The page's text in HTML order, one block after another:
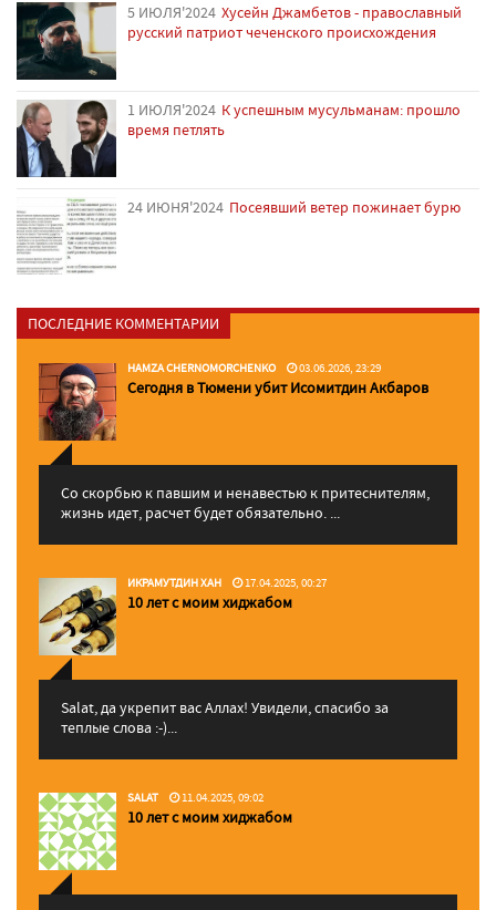
5 ИЮЛЯ'2024 Хусейн Джамбетов - православный
русский патриот чеченского происхождения
1 ИЮЛЯ'2024 К успешным мусульманам: прошло
время петлять
24 ИЮНЯ'2024 Посеявший ветер пожинает бурю
ПОСЛЕДНИЕ КОММЕНТАРИИ
HAMZA CHERNOMORCHENKO 03.06.2026, 23:29
Сегодня в Тюмени убит Исомитдин Акбаров
Со скорбью к павшим и ненавестью к притеснителям,
жизнь идет, расчет будет обязательно. ...
ИКРАМУТДИН ХАН 17.04.2025, 00:27
10 лет с моим хиджабом
Salat, да укрепит вас Аллаx! Увидели, спасибо за
теплые слова :-)...
SALAT 11.04.2025, 09:02
10 лет с моим хиджабом